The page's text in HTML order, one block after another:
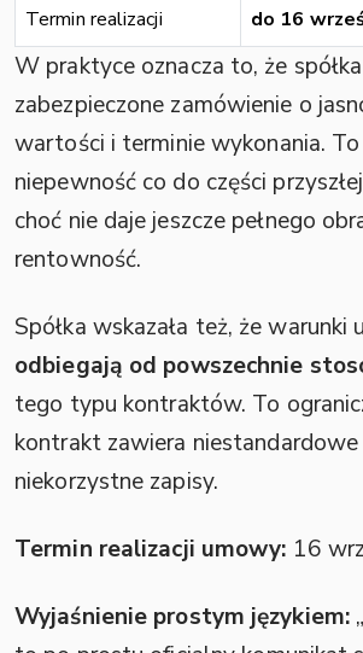
Termin realizacji
do 16
W praktyce oznacza to, że
zabezpieczone zamówienie o
wartości i terminie wykonania. To
niepewność co do części
choć nie daje jeszcze pełnego
rentowność.
Spółka wskazała też, że warunki
odbiegają od powszechnie
tego typu kontraktów. To
kontrakt zawiera
niekorzystne zapisy.
Termin realizacji umowy: 16
Wyjaśnienie prostym językiem: